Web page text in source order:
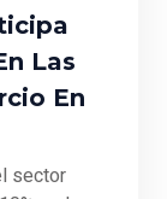
Las
En
sector